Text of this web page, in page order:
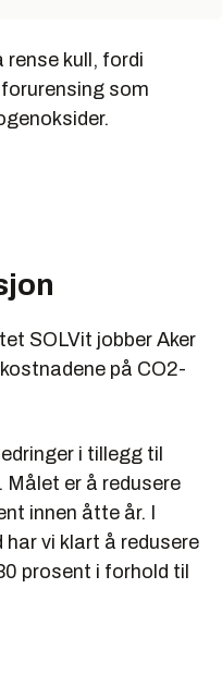
rense kull, fordi
som
SOLVit jobber Aker
på CO2-
i tillegg til
Målet er å redusere
innen åtte år. I
vi klart å redusere
prosent i forhold til